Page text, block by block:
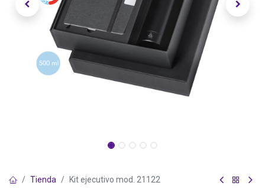
Tienda Kit ejecutivo mod. 21122